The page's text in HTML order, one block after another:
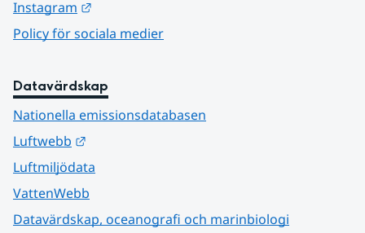
Instagram
Policy för sociala medier
Datavärdskap
Nationella emissionsdatabasen
Luftwebb
Luftmiljödata
VattenWebb
Datavärdskap, oceanografi och marinbiologi